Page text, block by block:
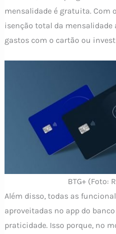
mensalidade é gratuita. Com
isenção total da mensalidade
gastos com o cartão ou
BTG+ (Foto:
Além disso, todas as
aproveitadas no app do
praticidade. Isso porque, no